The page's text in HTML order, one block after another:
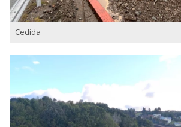
Cedida